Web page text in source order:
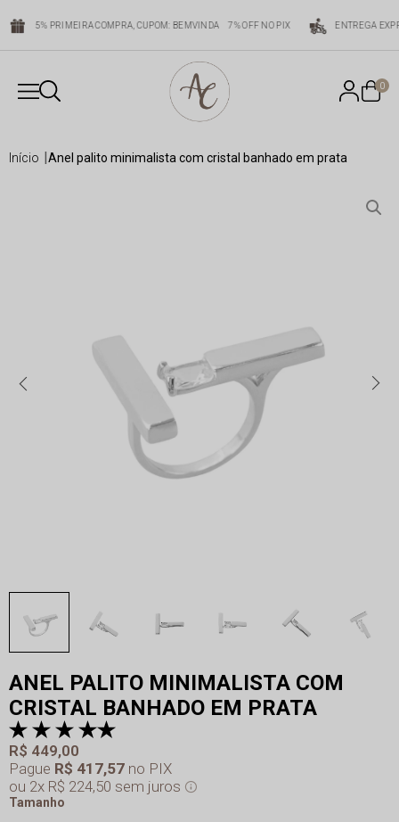
COMPRE3LEVE4 5% PRIMEIRA COMPRA, CUPOM: BEMVINDA 7% OFF NO PIX
0
início anel palito minimalista com cristal banhado em prata
ANEL PALITO MINIMALISTA COM
CRISTAL BANHADO EM PRATA
Pague R$ 417,57no PIX
R$ 449,00
2x R$ 224,50 sem juros
Tamanho